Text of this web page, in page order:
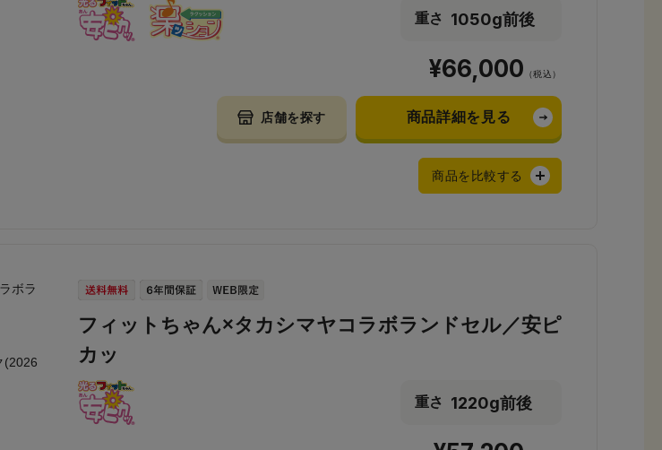
重さ 1050g前後
¥66,000 （税込）
店舗を探す 商品詳細を見る
商品を比較する
(2026
フィットちゃん×タカシマヤコラボランドセル／安ピ
カッ
重さ 1220g前後